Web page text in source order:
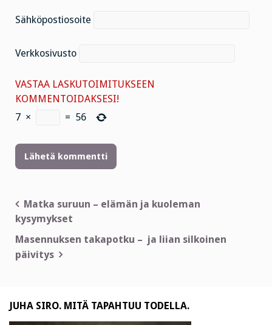
Sähköpostiosoite
Verkkosivusto
VASTAA LASKUTOIMITUKSEEN
KOMMENTOIDAKSESI!
7 × = 56
Artikkelien
selaus
Matka suruun – elämän ja kuoleman
kysymykset
Masennuksen takapotku – ja liian silkoinen
päivitys
JUHA SIRO. MITÄ TAPAHTUU TODELLA.